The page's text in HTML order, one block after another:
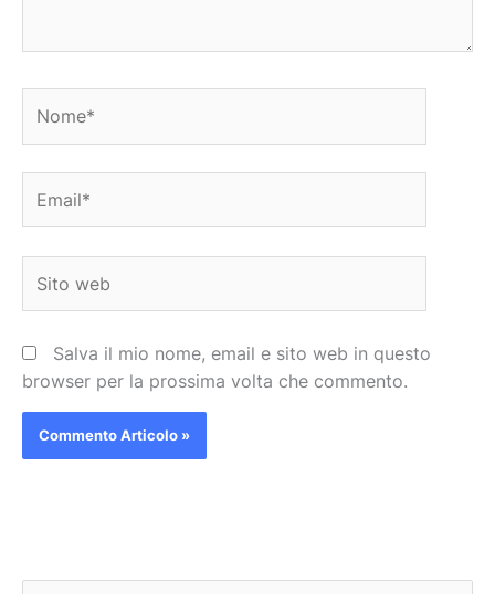
web
Salva il mio nome, email e sito web in questo
browser per la prossima volta che commento.